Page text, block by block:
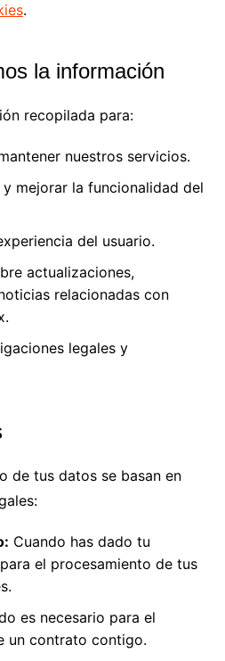
.
la información
recopilada para:
nuestros servicios.
y mejorar la funcionalidad del
del usuario.
actualizaciones,
relacionadas con
legales y
de tus datos se basan en
Cuando has dado tu
el procesamiento de tus
es necesario para el
un contrato contigo.